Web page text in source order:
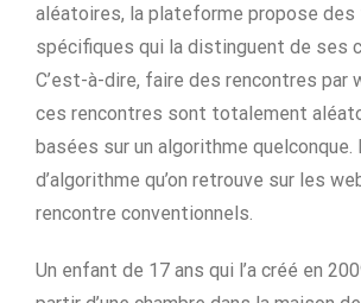
aléatoires, la plateforme propose
spécifiques qui la distinguent de ses
C’est-à-dire, faire des rencontres par
ces rencontres sont totalement
basées sur un algorithme
d’algorithme qu’on retrouve sur les
rencontre conventionnels.
Un enfant de 17 ans qui l’a créé en